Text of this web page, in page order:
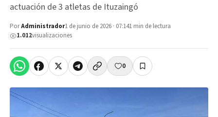
actuación de 3 atletas de Ituzaingó
PorAdministrador1 de junio de 2026 · 07:141 min de lectura
1.012visualizaciones
0